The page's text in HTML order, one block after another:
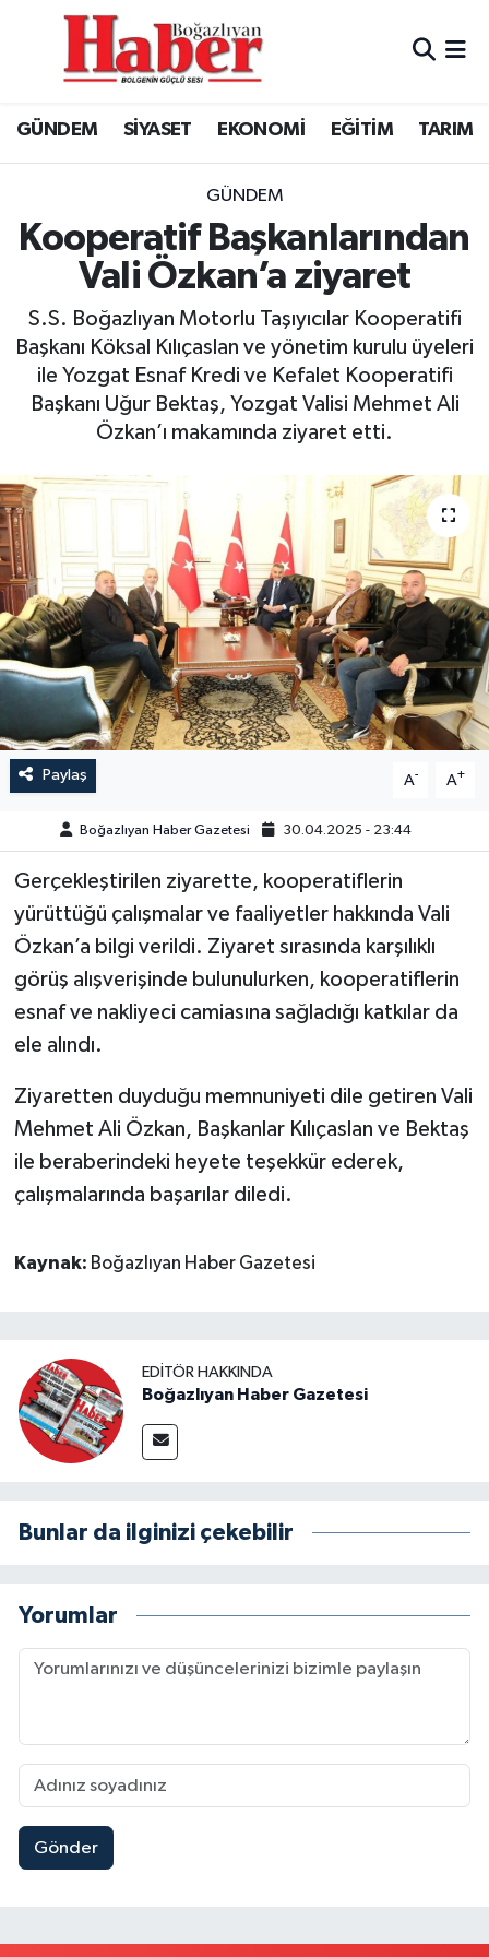
GÜNDEM SİYASET EKONOMİ EĞİTİM TARIM
GÜNDEM
Kooperatif Başkanlarından
Vali Özkan’a ziyaret
S.S. Boğazlıyan Motorlu Taşıyıcılar Kooperatifi
Başkanı Köksal Kılıçaslan ve yönetim kurulu üyeleri
ile Yozgat Esnaf Kredi ve Kefalet Kooperatifi
Başkanı Uğur Bektaş, Yozgat Valisi Mehmet Ali
Özkan’ı makamında ziyaret etti.
Paylaş A- A+
Boğazlıyan Haber Gazetesi 30.04.2025 - 23:44
Gerçekleştirilen ziyarette, kooperatiflerin
yürüttüğü çalışmalar ve faaliyetler hakkında Vali
Özkan’a bilgi verildi. Ziyaret sırasında karşılıklı
görüş alışverişinde bulunulurken, kooperatiflerin
esnaf ve nakliyeci camiasına sağladığı katkılar da
ele alındı.
Ziyaretten duyduğu memnuniyeti dile getiren Vali
Mehmet Ali Özkan, Başkanlar Kılıçaslan ve Bektaş
ile beraberindeki heyete teşekkür ederek,
çalışmalarında başarılar diledi.
Kaynak: Boğazlıyan Haber Gazetesi
EDITÖR HAKKINDA
Boğazlıyan Haber Gazetesi
Bunlar da ilginizi çekebilir
Yorumlar
Gönder
GÜNDEM
SİYASET
EĞİTİM
Foto Galeri
Video
GÜNDEM
EKONOMİ
EĞİTİM
Boğazlıyan Hava Durumu
Boğazlıyan Trafik Yoğunluk Haritası
TFF 3.Lig 3.Grup Puan Durumu ve Fikstür
Tüm Manşetler